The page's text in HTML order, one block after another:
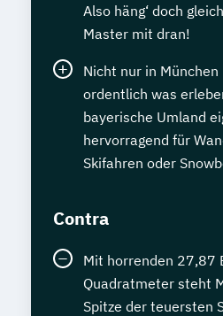
Also häng‘ doch
Master mit dran!
Nicht nur in München
ordentlich was
bayerische Umland
hervorragend für
Skifahren oder
Contra
Mit horrenden 27,87
Quadratmeter steht
Spitze der teuersten